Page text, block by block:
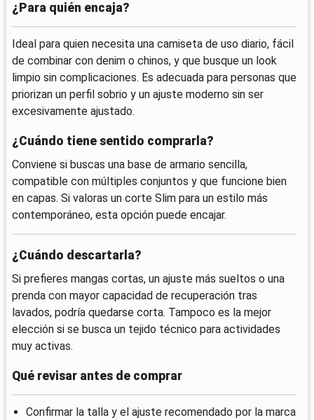
¿Para quién encaja?
Ideal para quien necesita una camiseta de uso diario, fácil
de combinar con denim o chinos, y que busque un look
limpio sin complicaciones. Es adecuada para personas que
priorizan un perfil sobrio y un ajuste moderno sin ser
excesivamente ajustado.
¿Cuándo tiene sentido comprarla?
Conviene si buscas una base de armario sencilla,
compatible con múltiples conjuntos y que funcione bien
en capas. Si valoras un corte Slim para un estilo más
contemporáneo, esta opción puede encajar.
¿Cuándo descartarla?
Si prefieres mangas cortas, un ajuste más sueltos o una
prenda con mayor capacidad de recuperación tras
lavados, podría quedarse corta. Tampoco es la mejor
elección si se busca un tejido técnico para actividades
muy activas.
Qué revisar antes de comprar
Confirmar la talla y el ajuste recomendado por la marca